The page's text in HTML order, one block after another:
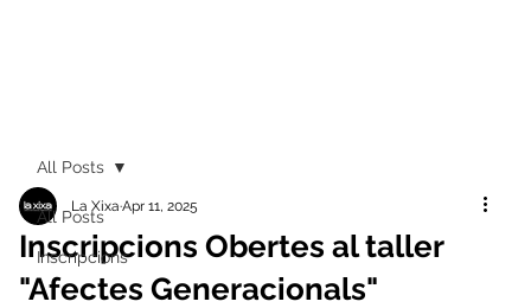
All Posts
Inscripcions
All Posts
Inscripcions Obertes al taller
"Afectes Generacionals"
La XixaApr 11, 2025